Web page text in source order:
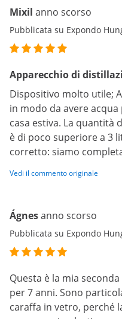
Mixil anno scorso
Pubblicata su Expondo
Apparecchio di
Dispositivo molto utile;
in modo da avere
casa estiva. La quantità
è di poco superiore a 3
corretto: siamo
Vedi il commento originale
Ágnesanno scorso
Pubblicata su Expondo
Questa è la mia
per 7 anni. Sono
caraffa in vetro, perché